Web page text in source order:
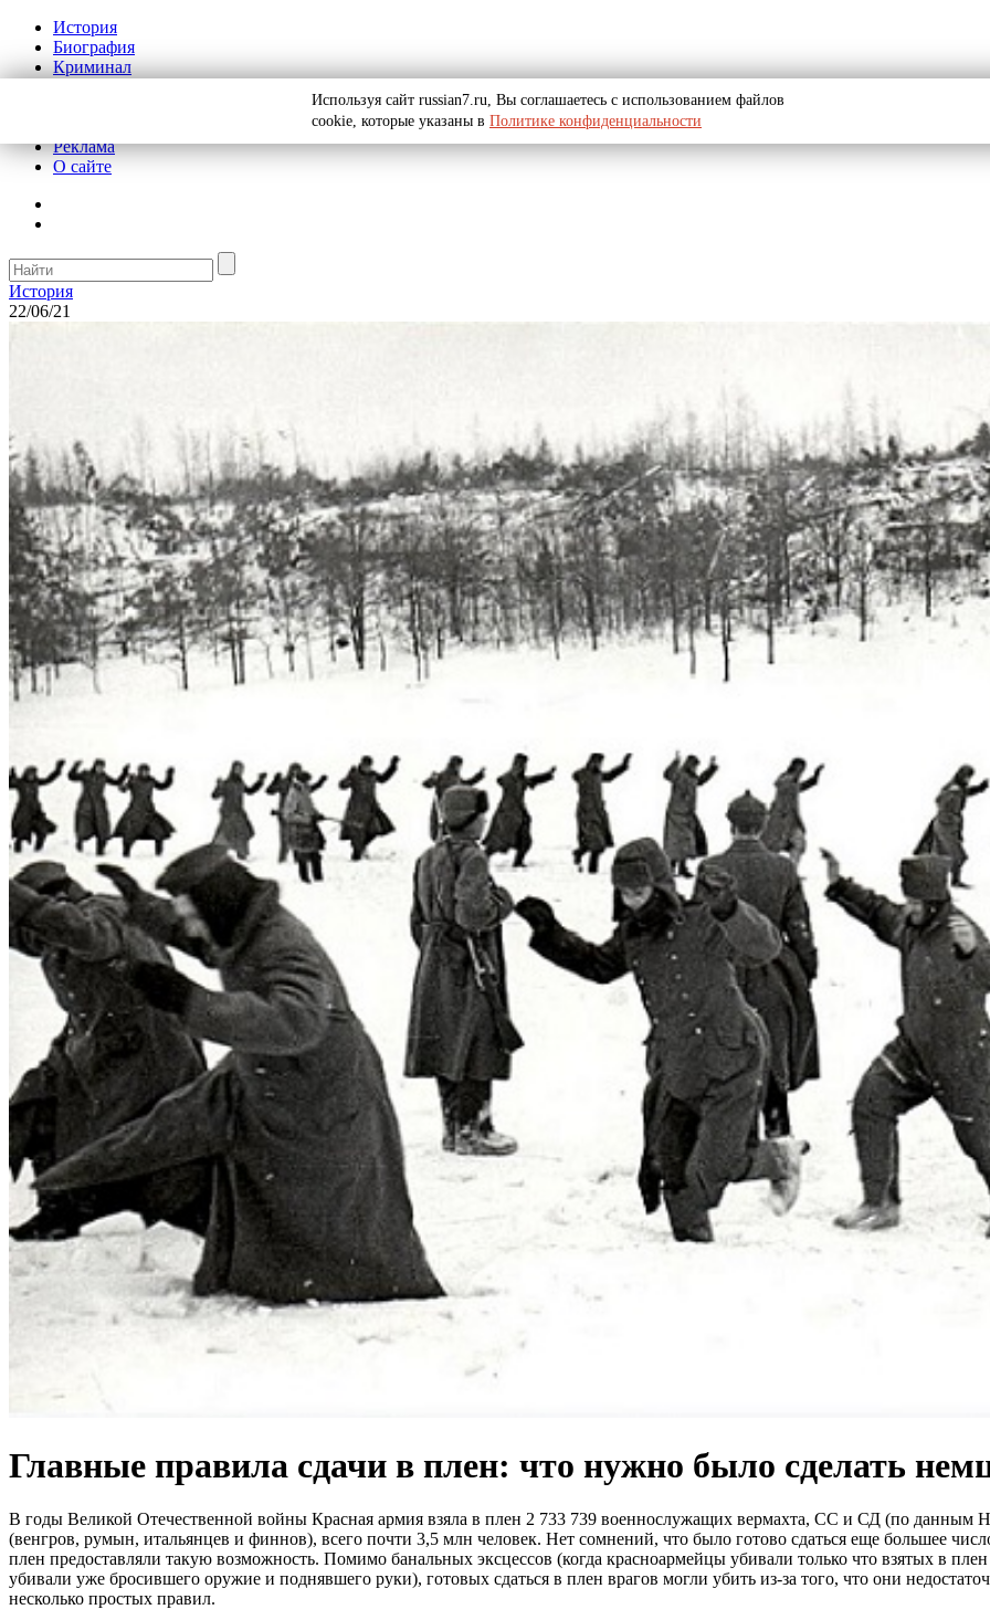
История
Биография
Криминал
Реклама
О сайте
История
22/06/21
Главные правила сдачи в плен: что нужно было сделать
В годы Великой Отечественной войны Красная армия взяла в плен 2 733 739 военнослужащих вермахта, СС и СД (по данным
(венгров, румын, итальянцев и финнов), всего почти 3,5 млн человек. Нет сомнений, что было готово сдаться еще большее
плен предоставляли такую возможность. Помимо банальных эксцессов (когда красноармейцы убивали только что взятых в
убивали уже бросившего оружие и поднявшего руки), готовых сдаться в плен врагов могли убить из-за того, что они
несколько простых правил.
Используя сайт russian7.ru, Вы соглашаетесь с использованием файлов
cookie, которые указаны в Политике конфиденциальности